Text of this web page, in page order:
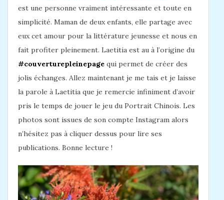
est une personne vraiment intéressante et toute en
simplicité. Maman de deux enfants, elle partage avec
eux cet amour pour la littérature jeunesse et nous en
fait profiter pleinement. Laetitia est au à l’origine du
#couverturepleinepage qui permet de créer des
jolis échanges. Allez maintenant je me tais et je laisse
la parole à Laetitia que je remercie infiniment d’avoir
pris le temps de jouer le jeu du Portrait Chinois. Les
photos sont issues de son compte Instagram alors
n’hésitez pas à cliquer dessus pour lire ses
publications. Bonne lecture !